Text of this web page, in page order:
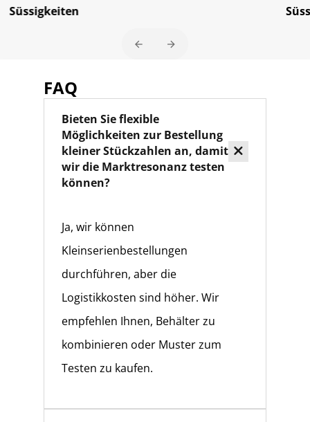
Süssigkeiten
FAQ
Bieten Sie flexible
Möglichkeiten zur Bestellung
kleiner Stückzahlen an, damit
wir die Marktresonanz testen
können?
Ja, wir können
Kleinserienbestellungen
durchführen, aber die
Logistikkosten sind höher. Wir
empfehlen Ihnen, Behälter zu
kombinieren oder Muster zum
Testen zu kaufen.